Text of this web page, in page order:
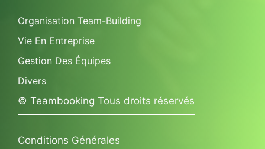
Organisation Team-Building
Vie En Entreprise
Gestion Des Équipes
Divers
© Teambooking Tous droits réservés
Conditions Générales